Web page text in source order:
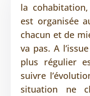
la
est organisée
chacun et de
va pas. A
plus régulier
suivre
situation ne